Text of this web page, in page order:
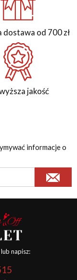
dostawa od 700 zł
jakość
informacje o
napisz: